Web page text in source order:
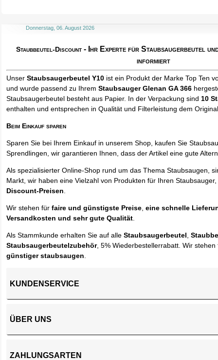
Donnerstag, 06. August 2026
Staubbeutel-Discount - Ihr Experte für Staubsaugerbeutel
informiert
UnserStaubsaugerbeutel Y10 ist ein Produkt der Marke Top Ten
und wurde passend zu IhremStaubsauger Glenan GA 366
Staubsaugerbeutel besteht aus Papier. In der Verpackung sind10
enthalten und entsprechen in Qualität und Filterleistung dem
Beim Einkauf sparen
Sparen Sie bei Ihrem Einkauf in unserem Shop, kaufen Sie
Sprendlingen, wir garantieren Ihnen, dass der Artikel eine gute
Als spezialisierter Online-Shop rund um das Thema Staubsaugen,
Markt, wir haben eine Vielzahl von Produkten für Ihren
Discount-Preisen.
Wir stehen fürfaire und günstigste Preise,eine schnelle
Versandkosten und sehr gute Qualität.
Als Stammkunde erhalten Sie auf alleStaubsaugerbeutel,
Staubsaugerbeutelzubehör, 5% Wiederbestellerrabatt. Wir
günstiger staubsaugen.
KUNDENSERVICE
ÜBER UNS
ZAHLUNGSARTEN